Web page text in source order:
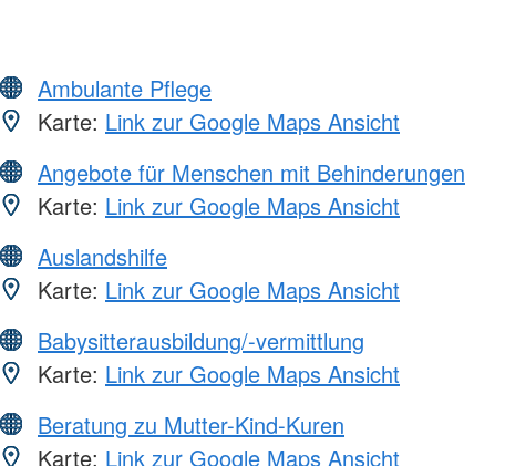
Ambulante Pflege
Karte: Link zur Google Maps Ansicht
Angebote für Menschen mit Behinderungen
Karte: Link zur Google Maps Ansicht
Auslandshilfe
Karte: Link zur Google Maps Ansicht
Babysitterausbildung/-vermittlung
Karte: Link zur Google Maps Ansicht
Beratung zu Mutter-Kind-Kuren
Karte: Link zur Google Maps Ansicht